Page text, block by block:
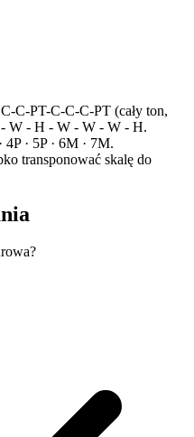
C-PT-C-C-C-PT (cały ton,
- W - H - W - W - W - H.
· 5P · 6M · 7M.
transponować skalę do